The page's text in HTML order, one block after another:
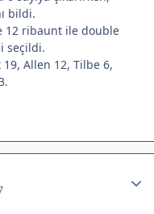
bildi.
12 ribaunt ile double
seçildi.
19, Allen 12, Tilbe 6,